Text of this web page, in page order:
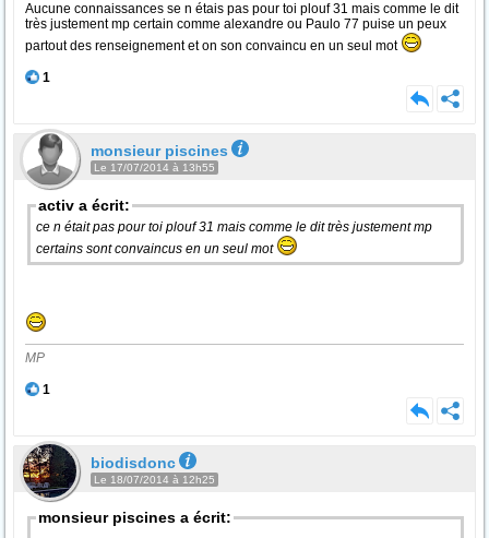
Aucune connaissances se n étais pas pour toi plouf 31 mais comme le dit
très justement mp certain comme alexandre ou Paulo 77 puise un peux
partout des renseignement et on son convaincu en un seul mot
1
monsieur piscines
Le 17/07/2014 à 13h55
activ a écrit:
ce n était pas pour toi plouf 31 mais comme le dit très justement mp
certains sont convaincus en un seul mot
MP
1
biodisdonc
Le 18/07/2014 à 12h25
monsieur piscines a écrit: